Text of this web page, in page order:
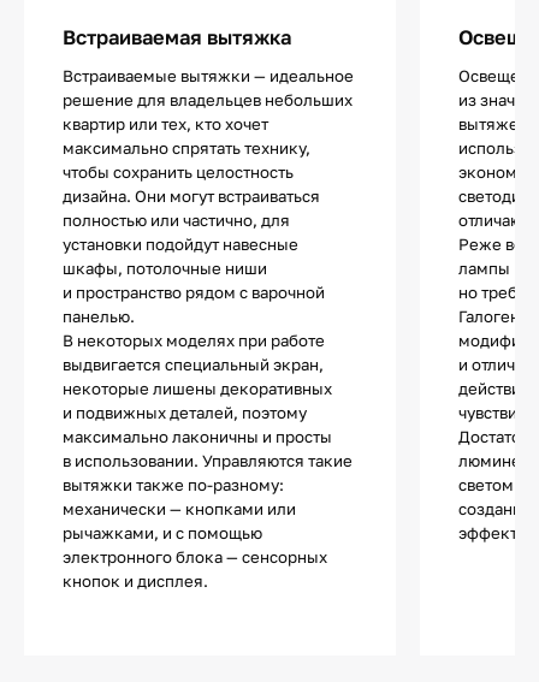
Встраиваемая вытяжка
Встраиваемые вытяжки — идеальное
решение для владельцев небольших
квартир или тех, кто хочет
максимально спрятать технику,
чтобы сохранить целостность
дизайна. Они могут встраиваться
полностью или частично, для
установки подойдут навесные
шкафы, потолочные ниши
и пространство рядом с варочной
панелью.
В некоторых моделях при работе
выдвигается специальный экран,
некоторые лишены декоративных
и подвижных деталей, поэтому
максимально лаконичны и просты
в использовании. Управляются такие
вытяжки также по-разному:
механически — кнопками или
рычажками, и с помощью
электронного блока — сенсорных
кнопок и дисплея.
из
вытяжек.
Реже
лампы
но
и
светом и
создания